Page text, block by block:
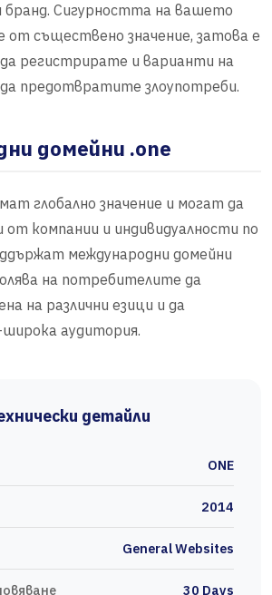
Сигурността на вашето
от съществено значение, затова е
регистрирате и варианти на
предотвратите злоупотреби.
домейни .one
глобално значение и могат да
от компании и индивидуалности по
международни домейни
на потребителите да
на различни езици и да
аудитория.
детайли
ONE
2014
General Websites
30 Days